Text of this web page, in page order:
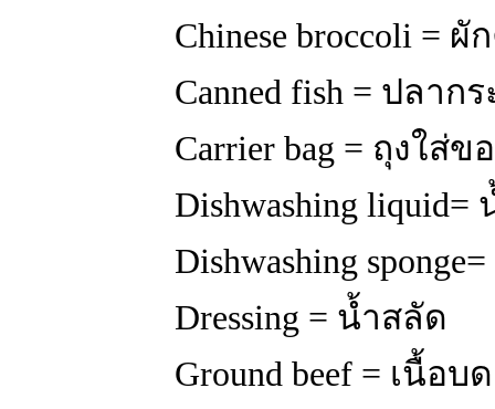
Chinese broccoli = ผั
Canned fish = ปลาก
Carrier bag = ถุงใส่ข
Dishwashing
Dishwashing
Dressing = น้ำสลัด
Ground beef = เนื้อบด